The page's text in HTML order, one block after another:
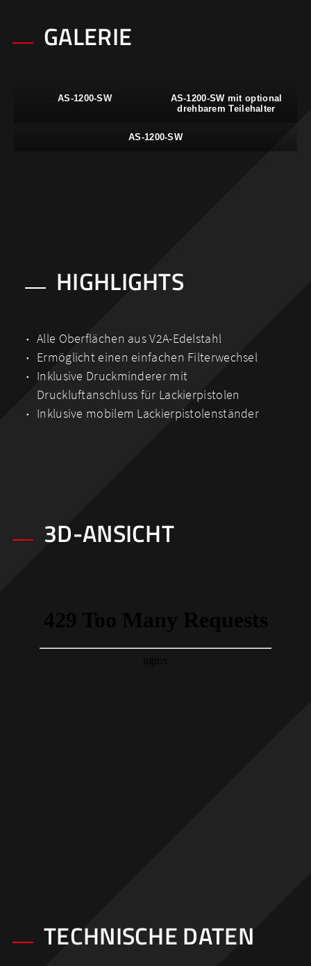
GALERIE
AS-1200-SW
AS-1200-SW mit optional
drehbarem Teilehalter
AS-1200-SW
HIGHLIGHTS
Alle Oberflächen aus V2A-Edelstahl
Ermöglicht einen einfachen Filterwechsel
Inklusive Druckminderer mit
Druckluftanschluss für Lackierpistolen
Inklusive mobilem Lackierpistolenständer
3D-ANSICHT
TECHNISCHE DATEN